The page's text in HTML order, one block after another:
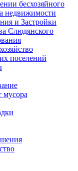
бесхозяйного
недвижимости
и Застройки
Слюдянского
поселений
мусора